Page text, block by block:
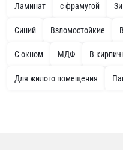
Ламинат с фрамугой
Синий Взломостойкие
С окном МДФ В
Для жилого помещения